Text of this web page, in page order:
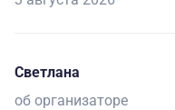
Светлана
об организаторе